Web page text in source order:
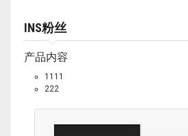
INS粉丝
产品内容
1111
222